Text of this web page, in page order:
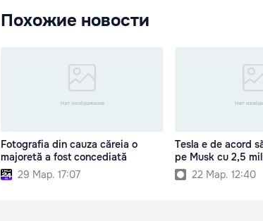
Похожие новости
Fotografia din cauza căreia o
majoretă a fost concediată
29 Мар. 17:07
Tesla e de acord
pe Musk cu 2,5
22 Мар. 12:40